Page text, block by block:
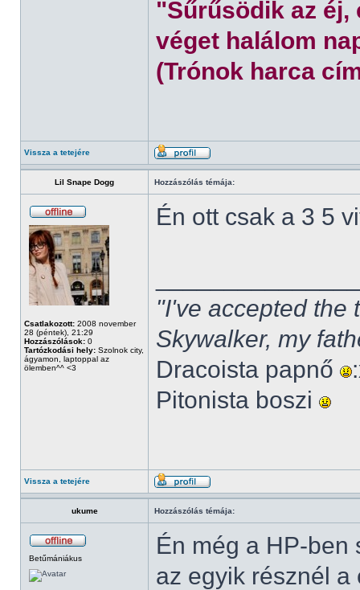
"Sűrűsödik az éj,
véget halálom
(Trónok harca
Vissza a tetejére
Lil Snape Dogg Hozzászólás témája:
Csatlakozott: 2008 november
28 (péntek), 21:29
Hozzászólások: 0
Tartózkodási hely: Szolnok city,
ágyamon, laptoppal az
ölemben^^ <3
Én ott csak a 3 5
"I've accepted the
Skywalker, my
Dracoista papnő
Pitonista boszi
Vissza a tetejére
ukume Hozzászólás témája:
Betűmániákus
Én még a HP-ben
az egyik résznél